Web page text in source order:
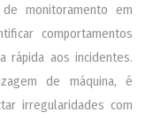
monitoramento em
comportamentos
rápida aos incidentes.
de máquina, é
irregularidades com